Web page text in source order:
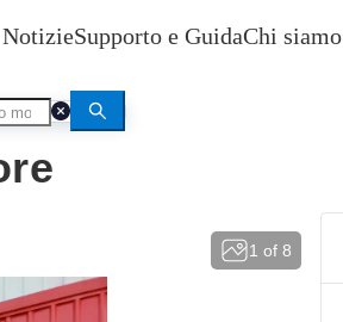
NotizieSupporto e GuidaChi siamo
1 of8